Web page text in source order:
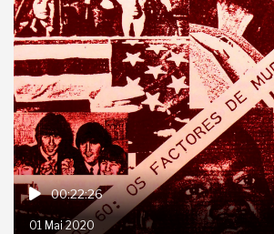
00:22:26
01 Mai 2020